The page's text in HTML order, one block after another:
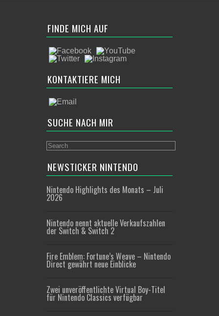
FINDE MICH AUF
KONTAKTIERE MICH
SUCHE NACH MIR
NEWSTICKER NINTENDO
Nintendo Highlights des Monats – Juli
2026
Nintendo nennt aktuelle Verkaufszahlen
der Switch & Switch 2
Fire Emblem: Fortune’s Weave – Nintendo
Direct gewährt neue Einblicke
Zwei unveröffentlichte Virtual Boy-Titel
für Nintendo Classics verfügbar